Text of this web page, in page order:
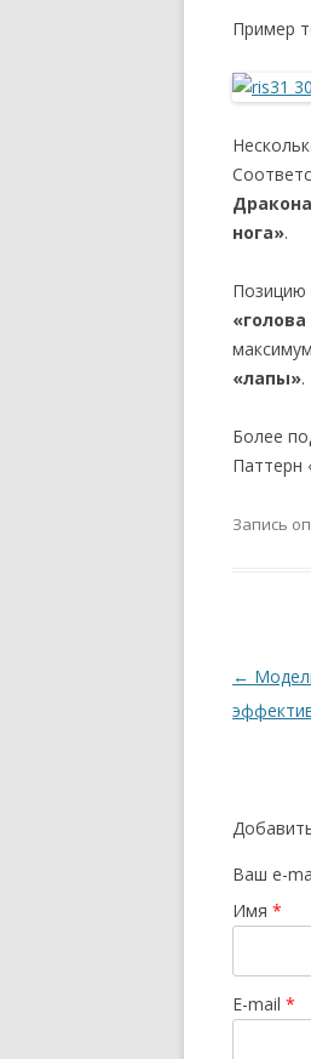
Пример
Дракона
нога».
Позицию
«лапы».
Более
Паттерн
Запись
по
←
Ваш e-
Имя *
E-mail *